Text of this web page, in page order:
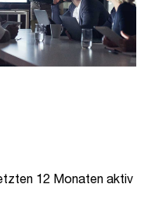
12 Monaten aktiv